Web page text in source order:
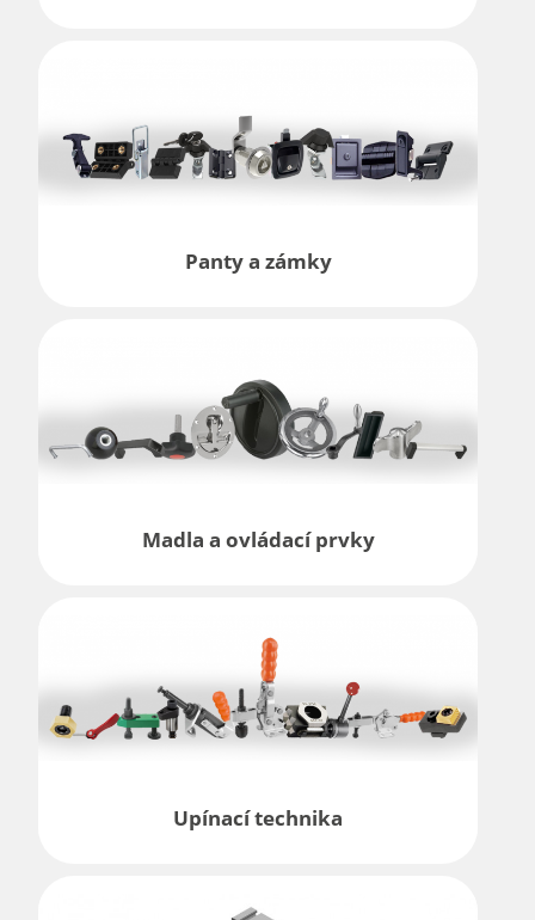
Panty a zámky
Madla a ovládací prvky
Upínací technika